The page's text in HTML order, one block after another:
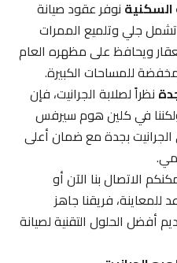
نوفر عقود صيانة
جلي وتلميع الممرات
ويحافظ على مظهره العام
للمساحات الكبيرة.
نظراً لصلابة الجرانيت، فإن
في كلين هوم سيرفس
بجدة مع ضمان أعلى
الاتصال بنا الآن أو
فريقنا جاهز
الحلول التقنية لصيانة